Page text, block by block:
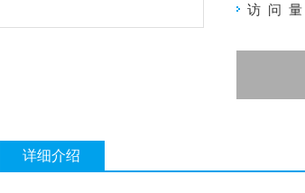
访 问 量
详细介绍